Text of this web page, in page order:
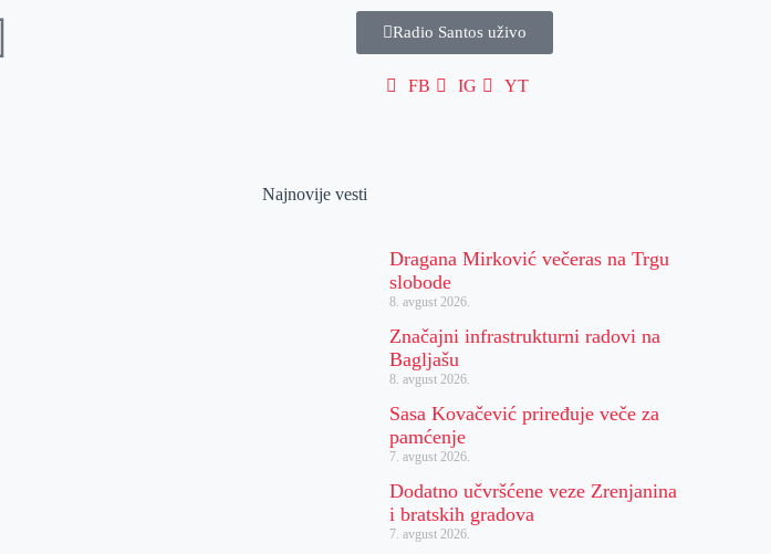
Radio Santos uživo
FB IG YT
Najnovije vesti
Dragana Mirković večeras na Trgu
slobode
8. avgust 2026.
Značajni infrastrukturni radovi na
Bagljašu
8. avgust 2026.
Sasa Kovačević priređuje veče za
pamćenje
7. avgust 2026.
Dodatno učvršćene veze Zrenjanina
i bratskih gradova
7. avgust 2026.